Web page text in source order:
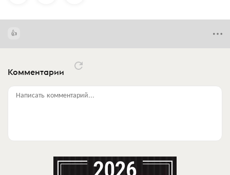
Комментарии
Написать комментарий...